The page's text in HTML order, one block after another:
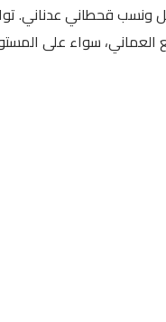
ونسب قحطاني عدناني.
سواء على